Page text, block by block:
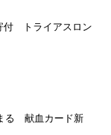
付 トライアスロン
る 献血カード新